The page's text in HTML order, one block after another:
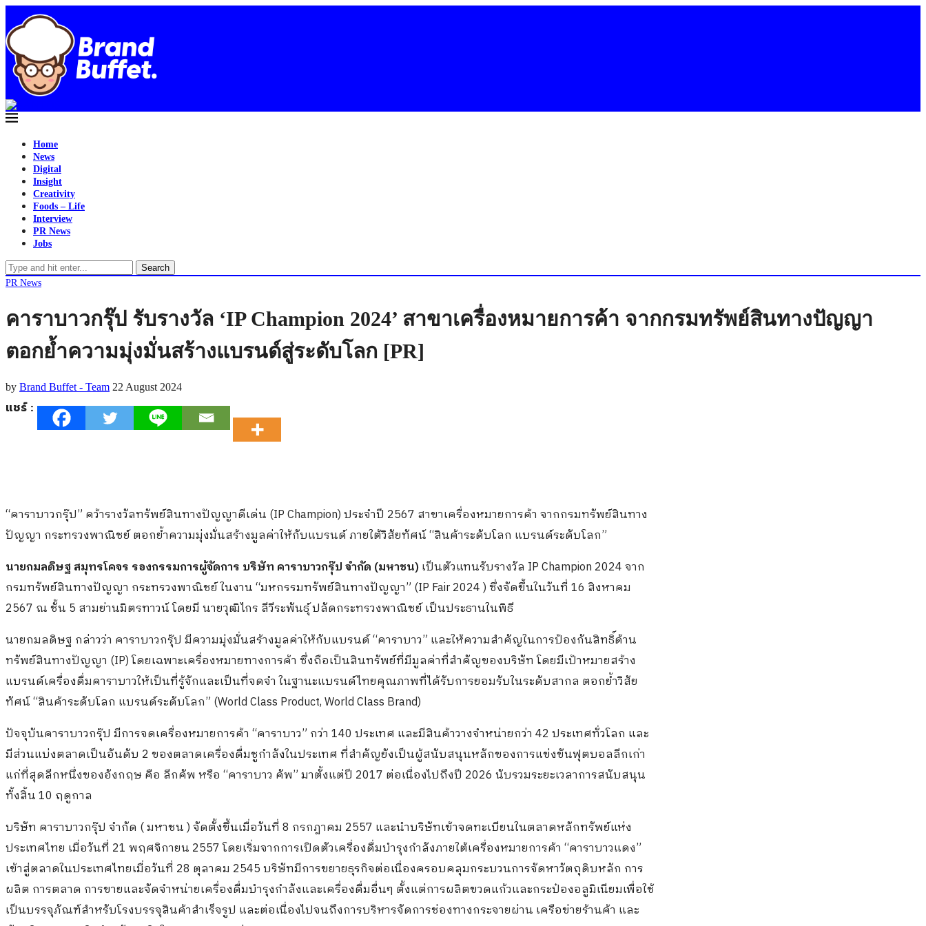
Home
News
Digital
Insight
Creativity
Foods – Life
Interview
PR News
Jobs
Search
PR News
คาราบาวกรุ๊ป รับรางวัล ‘IP Champion 2024’ สาขาเครื่องหมายการค้า จากกรมทรัพย์สินทางปัญญา
ตอกย้ำความมุ่งมั่นสร้างแบรนด์สู่ระดับโลก [PR]
by Brand Buffet - Team 22 August 2024
แชร์ :
“คาราบาวกรุ๊ป” คว้ารางวัลทรัพย์สินทางปัญญาดีเด่น (IP Champion) ประจำปี 2567 สาขาเครื่องหมายการค้า จากกรมทรัพย์สินทาง
ปัญญา กระทรวงพาณิชย์ ตอกย้ำความมุ่งมั่นสร้างมูลค่าให้กับแบรนด์ ภายใต้วิสัยทัศน์ “สินค้าระดับโลก แบรนด์ระดับโลก”
นายกมลดิษฐ สมุทรโคจร รองกรรมการผู้จัดการ บริษัท คาราบาวกรุ๊ป จำกัด (มหาชน)เป็นตัวแทนรับรางวัล IP Champion 2024 จาก
กรมทรัพย์สินทางปัญญา กระทรวงพาณิชย์ ในงาน “มหกรรมทรัพย์สินทางปัญญา” (IP Fair 2024 ) ซึ่งจัดขึ้นในวันที่ 16 สิงหาคม
2567 ณ ชั้น 5 สามย่านมิตรทาวน์ โดยมี นายวุฒิไกร ลีวีระพันธุ์ ปลัดกระทรวงพาณิชย์ เป็นประธานในพิธี
นายกมลดิษฐ กล่าวว่า คาราบาวกรุ๊ป มีความมุ่งมั่นสร้างมูลค่าให้กับแบรนด์ “คาราบาว” และให้ความสำคัญในการป้องกันสิทธิ์ด้าน
ทรัพย์สินทางปัญญา (IP) โดยเฉพาะเครื่องหมายทางการค้า ซึ่งถือเป็นสินทรัพย์ที่มีมูลค่าที่สำคัญของบริษัท โดยมีเป้าหมายสร้าง
แบรนด์เครื่องดื่มคาราบาวให้เป็นที่รู้จักและเป็นที่จดจำ ในฐานะแบรนด์ไทยคุณภาพที่ได้รับการยอมรับในระดับสากล ตอกย้ำวิสัย
ทัศน์ “สินค้าระดับโลก แบรนด์ระดับโลก” (World Class Product, World Class Brand)
ปัจจุบันคาราบาวกรุ๊ป มีการจดเครื่องหมายการค้า “คาราบาว” กว่า 140 ประเทศ และมีสินค้าวางจำหน่ายกว่า 42 ประเทศทั่วโลก และ
มีส่วนแบ่งตลาดเป็นอันดับ 2 ของตลาดเครื่องดื่มชูกำลังในประเทศ ที่สำคัญยังเป็นผู้สนับสนุนหลักของการแข่งขันฟุตบอลลีกเก่า
แก่ที่สุดลีกหนึ่งของอังกฤษ คือ ลีกคัพ หรือ “คาราบาว คัพ” มาตั้งแต่ปี 2017 ต่อเนื่องไปถึงปี 2026 นับรวมระยะเวลาการสนับสนุน
ทั้งสิ้น 10 ฤดูกาล
บริษัท คาราบาวกรุ๊ป จำกัด ( มหาชน ) จัดตั้งขึ้นเมื่อวันที่ 8 กรกฎาคม 2557 และนำบริษัทเข้าจดทะเบียนในตลาดหลักทรัพย์แห่ง
ประเทศไทย เมื่อวันที่ 21 พฤศจิกายน 2557 โดยเริ่มจากการเปิดตัวเครื่องดื่มบำรุงกำลังภายใต้เครื่องหมายการค้า “คาราบาวแดง”
เข้าสู่ตลาดในประเทศไทยเมื่อวันที่ 28 ตุลาคม 2545 บริษัทมีการขยายธุรกิจต่อเนื่องครอบคลุมกระบวนการจัดหาวัตถุดิบหลัก การ
ผลิต การตลาด การขายและจัดจำหน่ายเครื่องดื่มบำรุงกำลังและเครื่องดื่มอื่นๆ ตั้งแต่การผลิตขวดแก้วและกระป๋องอลูมิเนียมเพื่อใช้
เป็นบรรจุภัณฑ์สำหรับโรงบรรจุสินค้าสำเร็จรูป และต่อเนื่องไปจนถึงการบริหารจัดการช่องทางกระจายผ่าน เครือข่ายร้านค้า และ